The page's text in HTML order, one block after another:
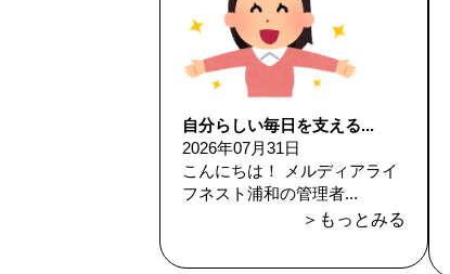
自分らしい毎日を支える...
2026年07月31日
こんにちは！ メルディアライ
フネスト浦和の管理者...
＞もっとみる